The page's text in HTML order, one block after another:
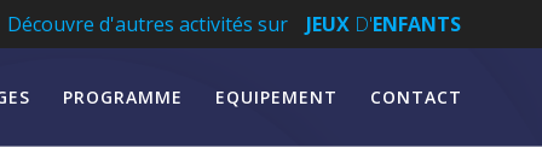
Découvre d'autres activités sur JEUXD'ENFANTS
PROGRAMME EQUIPEMENT CONTACT